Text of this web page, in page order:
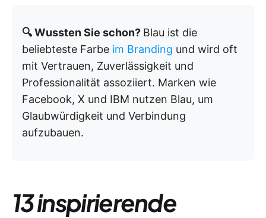
🔍 Wussten Sie schon? Blau ist die
beliebteste Farbe im Branding und wird oft
mit Vertrauen, Zuverlässigkeit und
Professionalität assoziiert. Marken wie
Facebook, X und IBM nutzen Blau, um
Glaubwürdigkeit und Verbindung
aufzubauen.
13 inspirierende